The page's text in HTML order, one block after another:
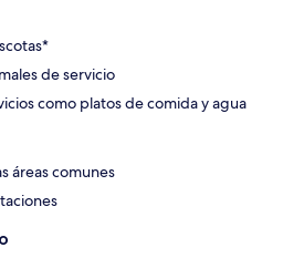
de servicio
como platos de comida y agua
áreas comunes